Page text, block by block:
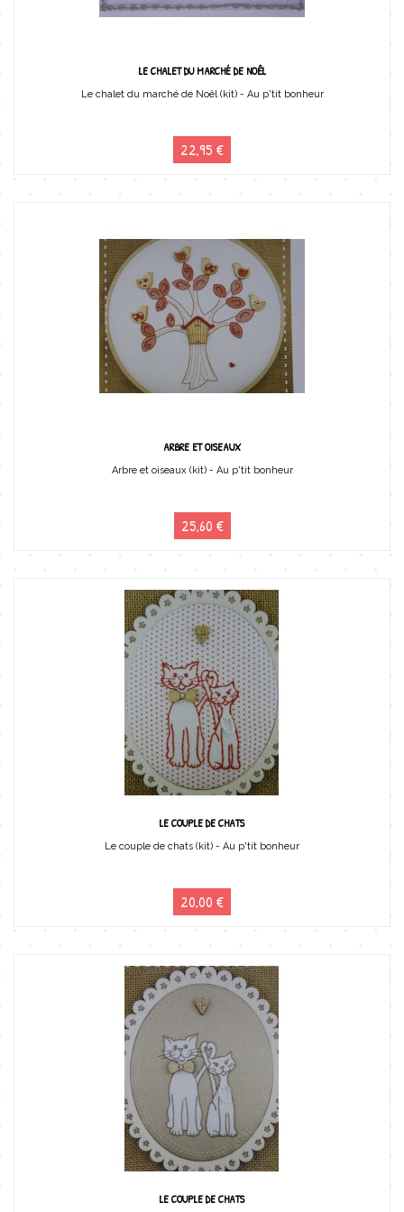
LE CHALET DU MARCHÉ DE NOÊL
Le chalet du marché de Noêl (kit) - Au p'tit bonheur
22,95 €
ARBRE ET OISEAUX
Arbre et oiseaux (kit) - Au p'tit bonheur
25,60 €
LE COUPLE DE CHATS
Le couple de chats (kit) - Au p'tit bonheur
20,00 €
LE COUPLE DE CHATS